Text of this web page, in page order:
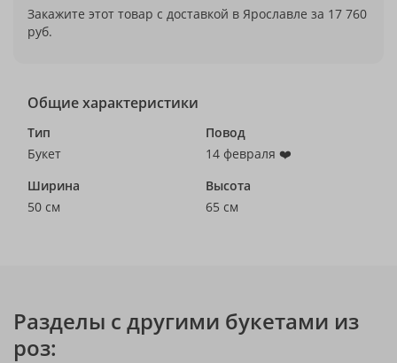
Закажите этот товар с доставкой в Ярославле за 17 760
руб.
Общие характеристики
Тип
Букет
Повод
14 февраля ❤️
Ширина
50 см
Высота
65 см
Разделы с другими букетами из
роз: